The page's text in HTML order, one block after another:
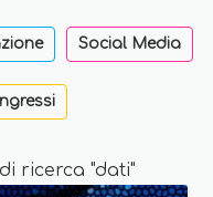
Social Media
ricerca "dati"